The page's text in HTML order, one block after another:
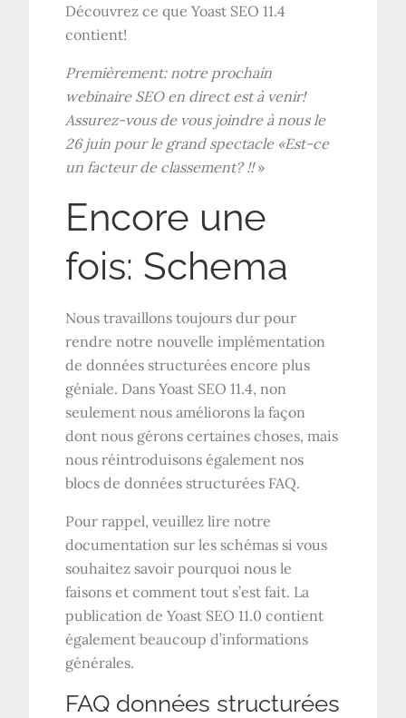
Découvrez ce que Yoast SEO 11.4
contient!
Premièrement: notre prochain
webinaire SEO en direct est à venir!
Assurez-vous de vous joindre à nous le
26 juin pour le grand spectacle «Est-ce
un facteur de classement? !!»
Encore une
fois: Schema
Nous travaillons toujours dur pour
rendre notre nouvelle implémentation
de données structurées encore plus
géniale. Dans Yoast SEO 11.4, non
seulement nous améliorons la façon
dont nous gérons certaines choses, mais
nous réintroduisons également nos
blocs de données structurées FAQ.
Pour rappel, veuillez lire notre
documentation sur les schémas si vous
souhaitez savoir pourquoi nous le
faisons et comment tout s’est fait. La
publication de Yoast SEO 11.0 contient
également beaucoup d’informations
générales.
FAQ données structurées